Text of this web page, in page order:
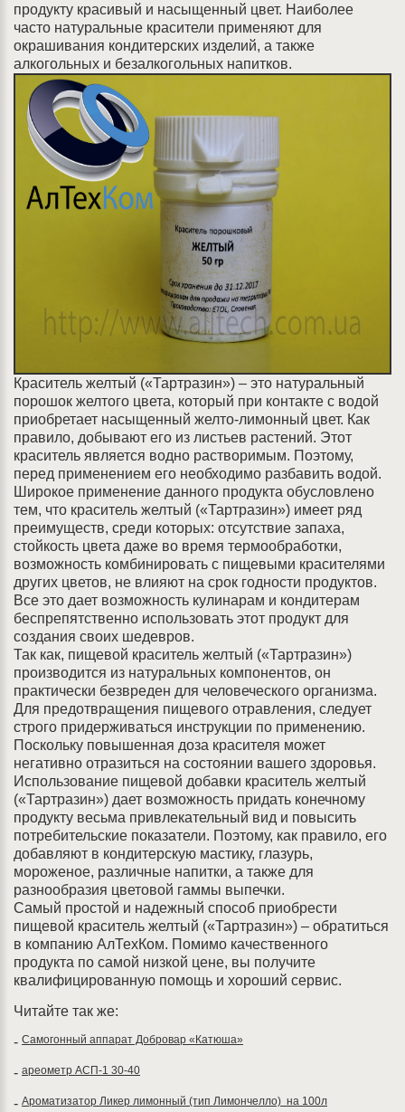
продукту красивый и насыщенный цвет. Наиболее
часто натуральные красители применяют для
окрашивания кондитерских изделий, а также
алкогольных и безалкогольных напитков.
Краситель желтый («Тартразин») – это натуральный
порошок желтого цвета, который при контакте с водой
приобретает насыщенный желто-лимонный цвет. Как
правило, добывают его из листьев растений. Этот
краситель является водно растворимым. Поэтому,
перед применением его необходимо разбавить водой.
Широкое применение данного продукта обусловлено
тем, что краситель желтый («Тартразин») имеет ряд
преимуществ, среди которых: отсутствие запаха,
стойкость цвета даже во время термообработки,
возможность комбинировать с пищевыми красителями
других цветов, не влияют на срок годности продуктов.
Все это дает возможность кулинарам и кондитерам
беспрепятственно использовать этот продукт для
создания своих шедевров.
Так как, пищевой краситель желтый («Тартразин»)
производится из натуральных компонентов, он
практически безвреден для человеческого организма.
Для предотвращения пищевого отравления, следует
строго придерживаться инструкции по применению.
Поскольку повышенная доза красителя может
негативно отразиться на состоянии вашего здоровья.
Использование пищевой добавки краситель желтый
(«Тартразин») дает возможность придать конечному
продукту весьма привлекательный вид и повысить
потребительские показатели. Поэтому, как правило, его
добавляют в кондитерскую мастику, глазурь,
мороженое, различные напитки, а также для
разнообразия цветовой гаммы выпечки.
Самый простой и надежный способ приобрести
пищевой краситель желтый («Тартразин») – обратиться
в компанию АлТехКом. Помимо качественного
продукта по самой низкой цене, вы получите
квалифицированную помощь и хороший сервис.
Читайте так же:
- Самогонный аппарат Добровар «Катюша»
- ареометр АСП-1 30-40
- Ароматизатор Ликер лимонный (тип Лимончелло) на 100л